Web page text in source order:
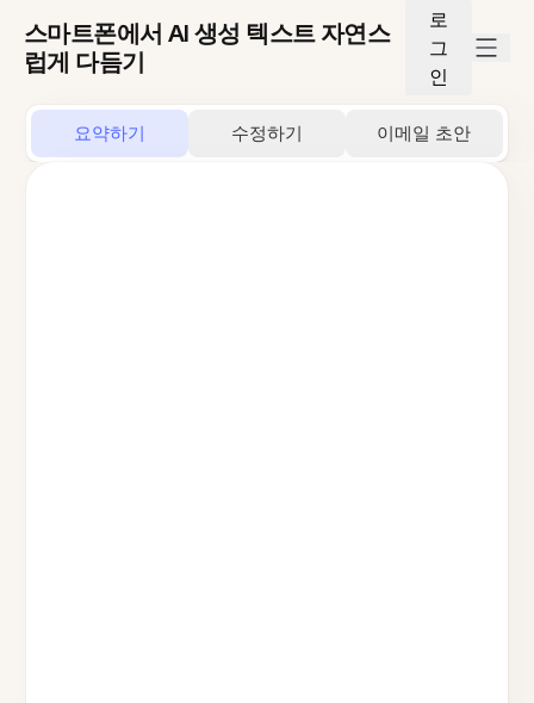
스마트폰에서 AI 생성 텍스트 자연스
럽게 다듬기
로
그
인
요약하기 수정하기 이메일 초안